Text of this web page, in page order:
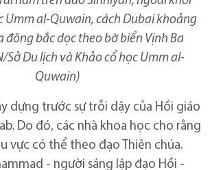
Umm al-Quwain, cách Dubai khoảng
đông bắc dọc theo bờ biển Vịnh Ba
Sở Du lịch và Khảo cổ học Umm al-
Quwain)
dựng trước sự trỗi dậy của Hồi giáo
Do đó, các nhà khoa học cho rằng
vực có thể theo đạo Thiên chúa.
- người sáng lập đạo Hồi -